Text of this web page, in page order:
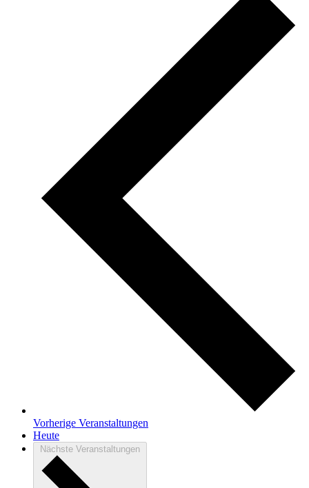
Vorherige Veranstaltungen
Heute
Nächste Veranstaltungen